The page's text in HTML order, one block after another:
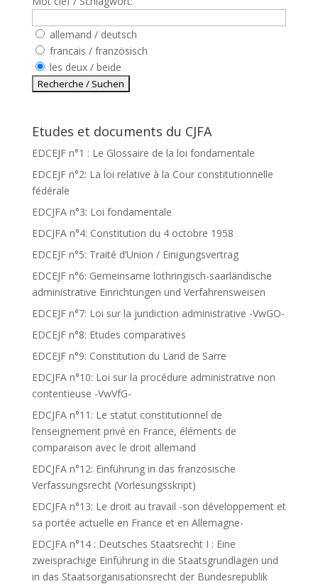
allemand / deutsch
francais / französisch
les deux / beide
Etudes et documents du CJFA
EDCEJF n°1 : Le Glossaire de la loi fondamentale
EDCEJF n°2: La loi relative à la Cour constitutionnelle
fédérale
EDCJFA n°3: Loi fondamentale
EDCJFA n°4: Constitution du 4 octobre 1958
EDCEJF n°5: Traité d’Union / Einigungsvertrag
EDCEJF n°6: Gemeinsame lothringisch-saarländische
administrative Einrichtungen und Verfahrensweisen
EDCEJF n°7: Loi sur la juridiction administrative -VwGO-
EDCEJF n°8: Etudes comparatives
EDCEJF n°9: Constitution du Land de Sarre
EDCJFA n°10: Loi sur la procédure administrative non
contentieuse -VwVfG-
EDCJFA n°11: Le statut constitutionnel de
l’enseignement privé en France, éléments de
comparaison avec le droit allemand
EDCJFA n°12: Einführung in das französische
Verfassungsrecht (Vorlesungsskript)
EDCJFA n°13: Le droit au travail -son développement et
sa portée actuelle en France et en Allemagne-
EDCJFA n°14 : Deutsches Staatsrecht I : Eine
zweisprachige Einführung in die Staatsgrundlagen und
in das Staatsorganisationsrecht der Bundesrepublik